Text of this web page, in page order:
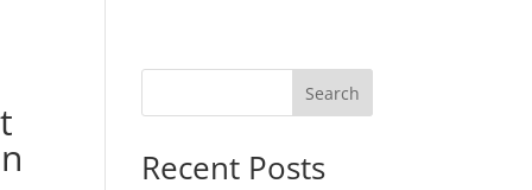
Contact UsSearch
Recent Posts